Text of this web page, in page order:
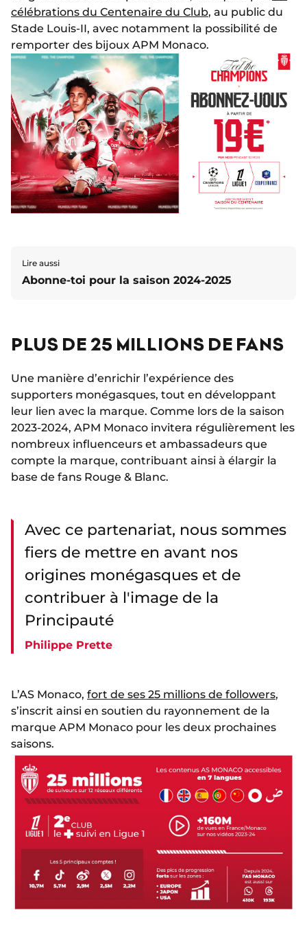
célébrations du Centenaire du Club, au public du
Stade Louis-II, avec notamment la possibilité de
remporter des bijoux APM Monaco.
Lire aussi
Abonne-toi pour la saison 2024-2025
PLUS DE 25 MILLIONS DE FANS
Une manière d’enrichir l’expérience des
supporters monégasques, tout en développant
leur lien avec la marque. Comme lors de la saison
2023-2024, APM Monaco invitera régulièrement les
nombreux influenceurs et ambassadeurs que
compte la marque, contribuant ainsi à élargir la
base de fans Rouge & Blanc.
Avec ce partenariat, nous sommes
fiers de mettre en avant nos
origines monégasques et de
contribuer à l'image de la
Principauté
Philippe Prette
L’AS Monaco, fort de ses 25 millions de followers,
s’inscrit ainsi en soutien du rayonnement de la
marque APM Monaco pour les deux prochaines
saisons.